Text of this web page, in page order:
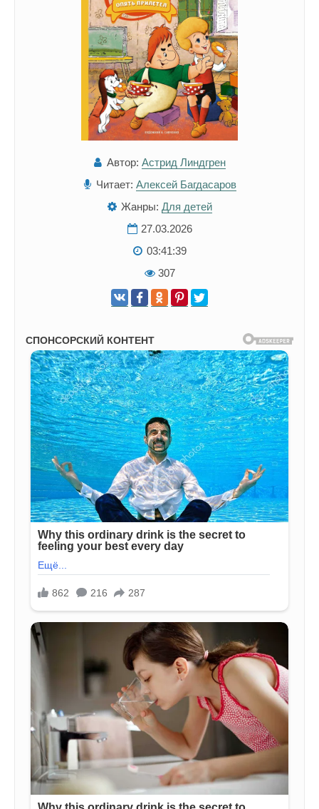
Автор: Астрид Линдгрен
Читает: Алексей Багдасаров
Жанры: Для детей
27.03.2026
03:41:39
307